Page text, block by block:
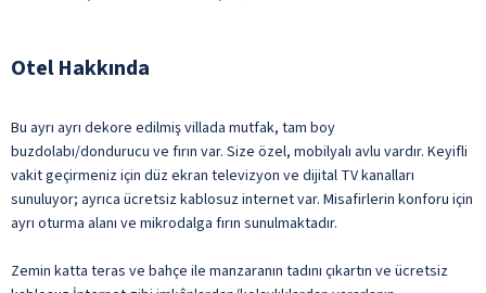
Otel Hakkında
Bu ayrı ayrı dekore edilmiş villada mutfak, tam boy
buzdolabı/dondurucu ve fırın var. Size özel, mobilyalı avlu vardır. Keyifli
vakit geçirmeniz için düz ekran televizyon ve dijital TV kanalları
sunuluyor; ayrıca ücretsiz kablosuz internet var. Misafirlerin konforu için
ayrı oturma alanı ve mikrodalga fırın sunulmaktadır.
Zemin katta teras ve bahçe ile manzaranın tadını çıkartın ve ücretsiz